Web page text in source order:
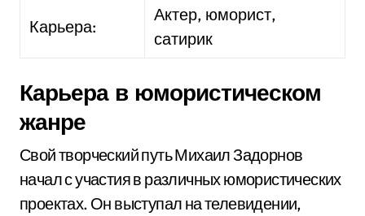
Карьера:
Актер, юморист,
сатирик
Карьера в юмористическом
жанре
Свой творческий путь Михаил Задорнов
начал с участия в различных юмористических
проектах. Он выступал на телевидении,